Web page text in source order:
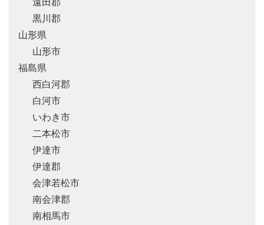
黒川郡
山形県
山形市
福島県
西白河郡
白河市
いわき市
二本松市
伊達市
伊達郡
会津若松市
南会津郡
南相馬市